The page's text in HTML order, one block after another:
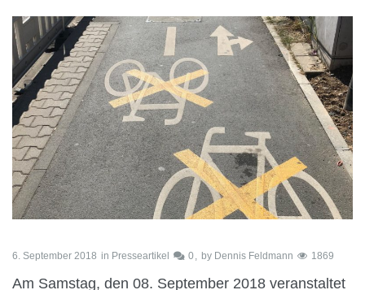
6. September 2018 in Presseartikel 0 by Dennis Feldmann 1869
Am Samstag, den 08. September 2018 veranstaltet